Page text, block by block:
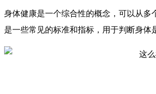
身体健康是一个综合性的概念，可以从多
是一些常见的标准和指标，用于判断身体